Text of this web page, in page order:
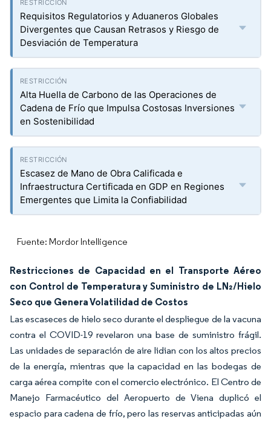
Requisitos Regulatorios y Aduaneros Globales
Divergentes que Causan Retrasos y Riesgo de
Desviación de Temperatura
Alta Huella de Carbono de las Operaciones de
Cadena de Frío que Impulsa Costosas Inversiones
en Sostenibilidad
Escasez de Mano de Obra Calificada e
Infraestructura Certificada en GDP en Regiones
Emergentes que Limita la Confiabilidad
Fuente: Mordor Intelligence
Restricciones de Capacidad en el Transporte Aéreo
con Control de Temperatura y Suministro de LN₂/Hielo
Seco que Genera Volatilidad de Costos
Las escaseces de hielo seco durante el despliegue de la vacuna
contra el COVID-19 revelaron una base de suministro frágil.
Las unidades de separación de aire lidian con los altos precios
de la energía, mientras que la capacidad en las bodegas de
carga aérea compite con el comercio electrónico. El Centro de
Manejo Farmacéutico del Aeropuerto de Viena duplicó el
espacio para cadena de frío, pero las reservas anticipadas aún